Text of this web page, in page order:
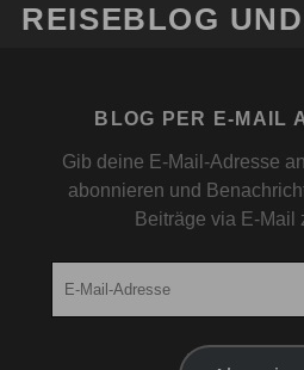
REISEBLOG
BLOG PER E-MAIL
Gib deine E-Mail-Adresse
abonnieren und
Beiträge via E-Mail